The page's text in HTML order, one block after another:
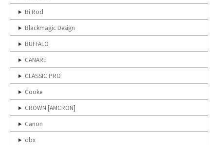
Bi Rod
Blackmagic Design
BUFFALO
CANARE
CLASSIC PRO
Cooke
CROWN [AMCRON]
Canon
dbx